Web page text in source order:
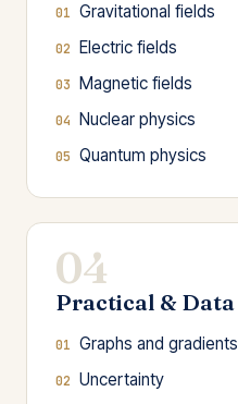
Gravitational fields
Electric fields
Magnetic fields
Nuclear physics
Quantum physics
04
Practical &
Graphs and gradients
Uncertainty